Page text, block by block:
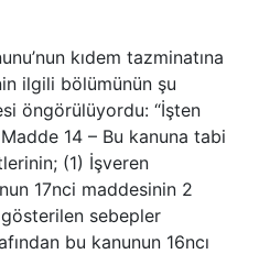
kıdem tazminatına
ilgili bölümünün şu
öngörülüyordu: “İşten
14 – Bu kanuna tabi
(1) İşveren
17nci maddesinin 2
sebepler
bu kanunun 16ncı